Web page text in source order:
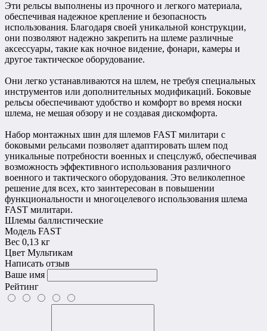
Эти рельсы выполнены из прочного и легкого материала,
обеспечивая надежное крепление и безопасность
использования. Благодаря своей уникальной конструкции,
они позволяют надежно закрепить на шлеме различные
аксессуары, такие как ночное видение, фонари, камеры и
другое тактическое оборудование.
Они легко устанавливаются на шлем, не требуя специальных
инструментов или дополнительных модификаций. Боковые
рельсы обеспечивают удобство и комфорт во время носки
шлема, не мешая обзору и не создавая дискомфорта.
Набор монтажных шин для шлемов FAST милитари с
боковыми рельсами позволяет адаптировать шлем под
уникальные потребности военных и спецслужб, обеспечивая
возможность эффективного использования различного
военного и тактического оборудования. Это великолепное
решение для всех, кто заинтересован в повышении
функциональности и многоцелевого использования шлема
FAST милитари.
Шлемы баллистические
Модель FAST
Вес 0,13 кг
Цвет Мультикам
Написать отзыв
Ваше имя
Рейтинг